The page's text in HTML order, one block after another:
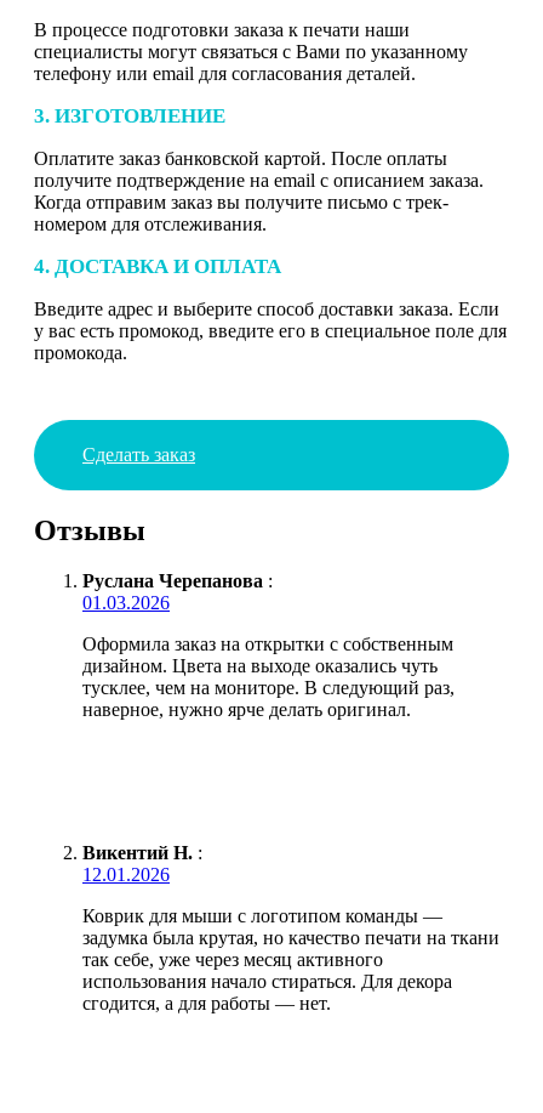
В процессе подготовки заказа к печати наши
специалисты могут связаться с Вами по указанному
телефону или email для согласования деталей.
3. ИЗГОТОВЛЕНИЕ
Оплатите заказ банковской картой. После оплаты
получите подтверждение на email с описанием заказа.
Когда отправим заказ вы получите письмо с трек-
номером для отслеживания.
4. ДОСТАВКА И ОПЛАТА
Введите адрес и выберите способ доставки заказа. Если
у вас есть промокод, введите его в специальное поле для
промокода.
Сделать заказ
Отзывы
Руслана Черепанова :
01.03.2026
Оформила заказ на открытки с собственным
дизайном. Цвета на выходе оказались чуть
тусклее, чем на мониторе. В следующий раз,
наверное, нужно ярче делать оригинал.
Викентий Н. :
12.01.2026
Коврик для мыши с логотипом команды —
задумка была крутая, но качество печати на ткани
так себе, уже через месяц активного
использования начало стираться. Для декора
сгодится, а для работы — нет.